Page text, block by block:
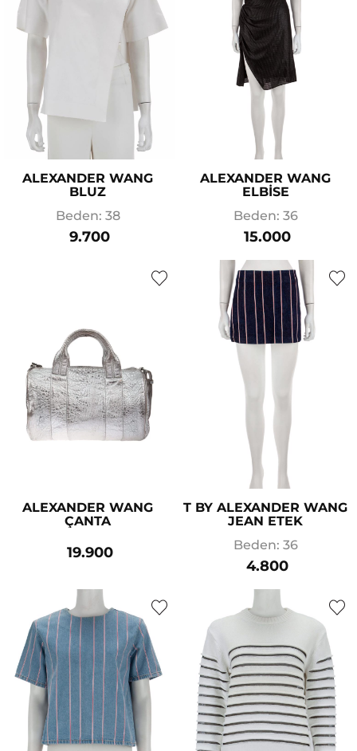
ALEXANDER WANG
BLUZ
Beden: 38
9.700
ALEXANDER WANG
ELBİSE
Beden: 36
15.000
ALEXANDER WANG
ÇANTA
19.900
T BY ALEXANDER WANG
JEAN ETEK
Beden: 36
4.800